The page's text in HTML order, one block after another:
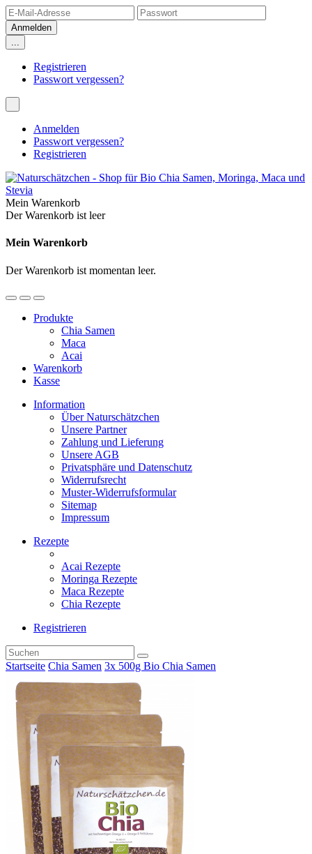
...
Registrieren
Passwort vergessen?
Anmelden
Passwort vergessen?
Registrieren
Mein Warenkorb
Der Warenkorb ist leer
Mein Warenkorb
Der Warenkorb ist momentan leer.
Produkte
Chia Samen
Maca
Acai
Warenkorb
Kasse
Information
Über Naturschätzchen
Unsere Partner
Zahlung und Lieferung
Unsere AGB
Privatsphäre und Datenschutz
Widerrufsrecht
Muster-Widerrufsformular
Sitemap
Impressum
Rezepte
Acai Rezepte
Moringa Rezepte
Maca Rezepte
Chia Rezepte
Registrieren
Startseite Chia Samen 3x 500g Bio Chia Samen